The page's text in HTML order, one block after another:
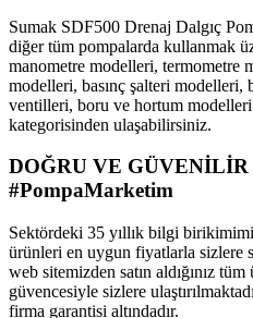
Sumak SDF500 Drenaj Dalgıç
diğer tüm pompalarda kullanmak
manometre modelleri, termometre
modelleri, basınç şalteri modelleri,
ventilleri, boru ve hortum
kategorisinden ulaşabilirsiniz.
DOĞRU VE
#PompaMarketim
Sektördeki 35 yıllık bilgi
ürünleri en uygun fiyatlarla sizlere
web sitemizden satın aldığınız
güvencesiyle sizlere
firma garantisi altındadır.